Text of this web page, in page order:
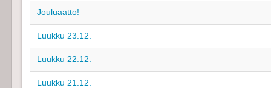
Jouluaatto!
Luukku 23.12.
Luukku 22.12.
Luukku 21.12.